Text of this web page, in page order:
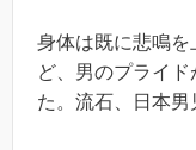
身体は既に悲鳴
ど、男のプライ
た。流石、日本男